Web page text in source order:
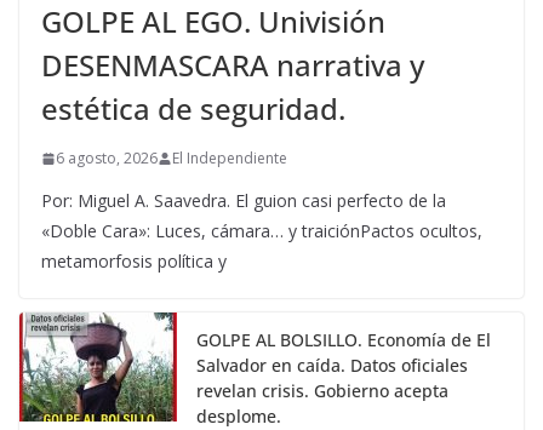
GOLPE AL EGO. Univisión
DESENMASCARA narrativa y
estética de seguridad.
6 agosto, 2026 El Independiente
Por: Miguel A. Saavedra. El guion casi perfecto de la
«Doble Cara»: Luces, cámara… y traiciónPactos ocultos,
metamorfosis política y
GOLPE AL BOLSILLO. Economía de El
Salvador en caída. Datos oficiales
revelan crisis. Gobierno acepta
desplome.